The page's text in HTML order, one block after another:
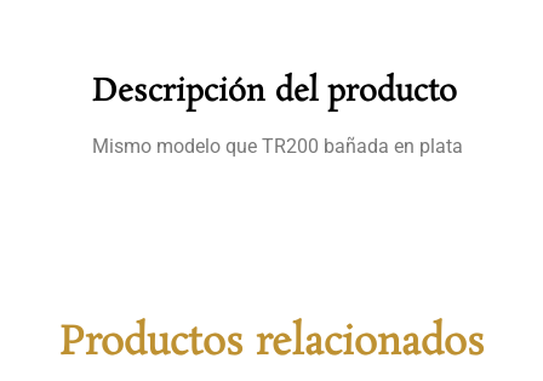
Descripción del producto
Mismo modelo que TR200 bañada en plata
Productos relacionados